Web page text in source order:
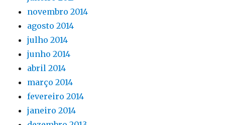
novembro 2014
agosto 2014
julho 2014
junho 2014
abril 2014
março 2014
fevereiro 2014
janeiro 2014